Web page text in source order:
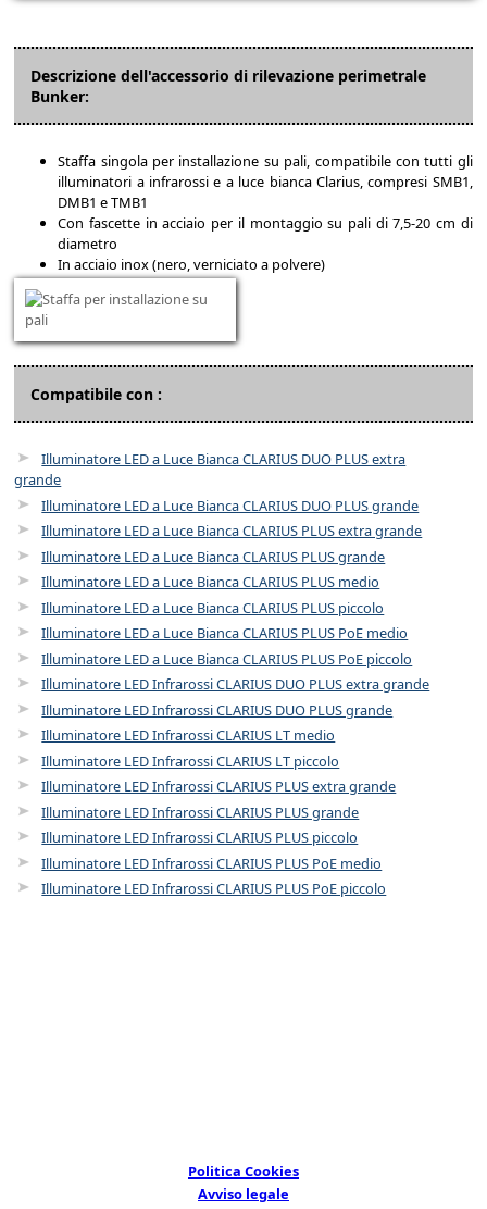
Descrizione dell'accessorio di rilevazione perimetrale
Bunker:
Staffa singola per installazione su pali, compatibile con tutti gli
illuminatori a infrarossi e a luce bianca Clarius, compresi SMB1,
DMB1 e TMB1
Con fascette in acciaio per il montaggio su pali di 7,5-20 cm di
diametro
In acciaio inox (nero, verniciato a polvere)
Compatibile con :
Illuminatore LED a Luce Bianca CLARIUS DUO PLUS extra
grande
Illuminatore LED a Luce Bianca CLARIUS DUO PLUS grande
Illuminatore LED a Luce Bianca CLARIUS PLUS extra grande
Illuminatore LED a Luce Bianca CLARIUS PLUS grande
Illuminatore LED a Luce Bianca CLARIUS PLUS medio
Illuminatore LED a Luce Bianca CLARIUS PLUS piccolo
Illuminatore LED a Luce Bianca CLARIUS PLUS PoE medio
Illuminatore LED a Luce Bianca CLARIUS PLUS PoE piccolo
Illuminatore LED Infrarossi CLARIUS DUO PLUS extra grande
Illuminatore LED Infrarossi CLARIUS DUO PLUS grande
Illuminatore LED Infrarossi CLARIUS LT medio
Illuminatore LED Infrarossi CLARIUS LT piccolo
Illuminatore LED Infrarossi CLARIUS PLUS extra grande
Illuminatore LED Infrarossi CLARIUS PLUS grande
Illuminatore LED Infrarossi CLARIUS PLUS piccolo
Illuminatore LED Infrarossi CLARIUS PLUS PoE medio
Illuminatore LED Infrarossi CLARIUS PLUS PoE piccolo
Politica Cookies
Avviso legale